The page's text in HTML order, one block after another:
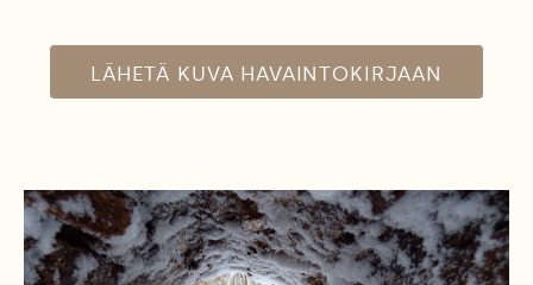
LÄHETÄ KUVA HAVAINTOKIRJAAN